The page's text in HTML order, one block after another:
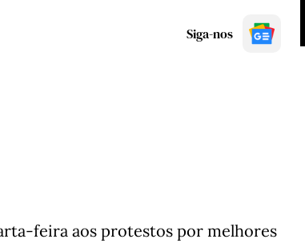
Siga-nos
feira aos protestos por melhores